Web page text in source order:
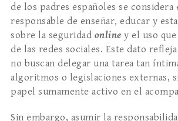
de los padres españoles se
responsable de enseñar, educar y
sobre la seguridad online y el uso
de las redes sociales. Este dato
no buscan delegar una tarea tan
algoritmos o legislaciones externas,
papel sumamente activo en el
Sin embargo, asumir la